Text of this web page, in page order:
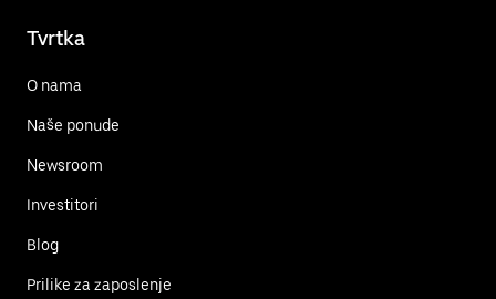
Tvrtka
O nama
Naše ponude
Newsroom
Investitori
Blog
Prilike za zaposlenje